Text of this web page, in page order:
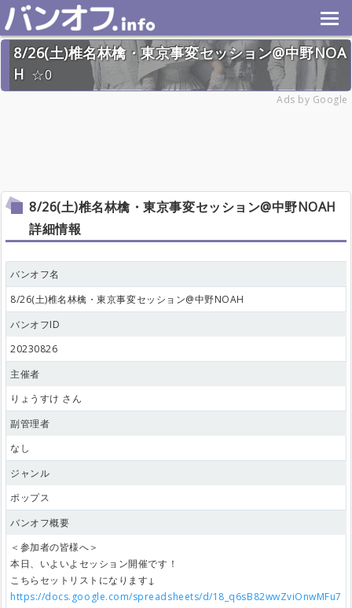
8/26(土)椎名林檎・東京事変セッション@中野NOA
H
0
Ads by Google
8/26(土)椎名林檎・東京事変セッション@中野NOAH
詳細情報
バンオフ名
8/26(土)椎名林檎・東京事変セッション@中野NOAH
バンオフID
20230826
主催者
りょうすけ さん
副管理者
なし
ジャンル
ポップス
バンオフ概要
＜参加者の皆様へ＞
本日、いよいよセッション開催です！
こちらセットリストになります↓
https://docs.google.com/spreadsheets/d/18_q6sB82wwZviOnwMFu7